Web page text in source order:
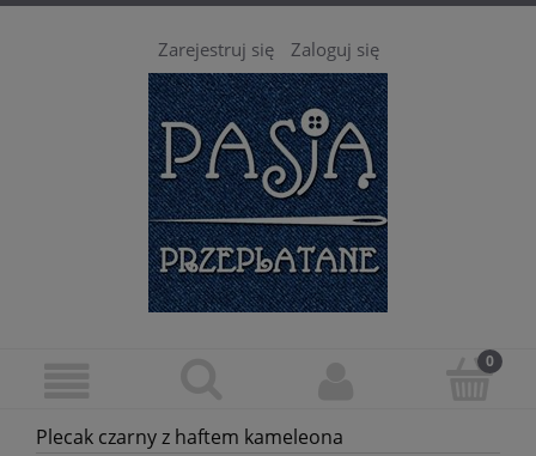
Zarejestruj się Zaloguj się
Plecak czarny z haftem kameleona